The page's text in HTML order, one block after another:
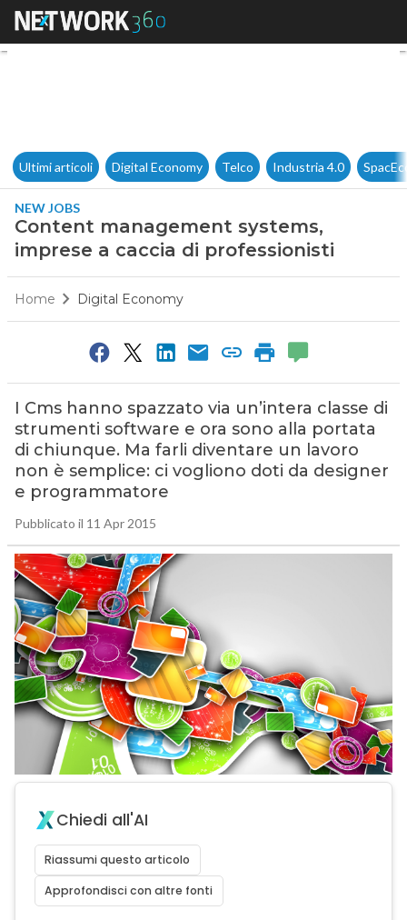
Content management
Ultimi articoli Digital Economy Telco Industria 4.0
NEW JOBS
Content management systems,
imprese a caccia di professionisti
Home Digital Economy
I Cms hanno spazzato via un’intera classe di
strumenti software e ora sono alla portata
di chiunque. Ma farli diventare un lavoro
non è semplice: ci vogliono doti da designer
e programmatore
Pubblicato il 11 Apr 2015
Chiedi all'AI
Riassumi questo articolo
Approfondisci con altre fonti